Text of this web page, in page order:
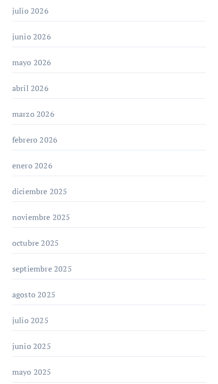
julio 2026
junio 2026
mayo 2026
abril 2026
marzo 2026
febrero 2026
enero 2026
diciembre 2025
noviembre 2025
octubre 2025
septiembre 2025
agosto 2025
julio 2025
junio 2025
mayo 2025